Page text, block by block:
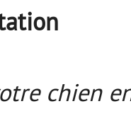
chien